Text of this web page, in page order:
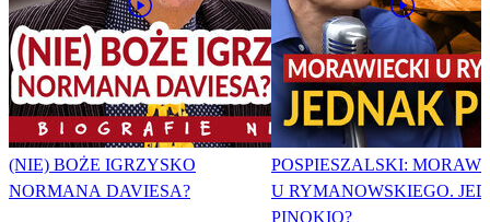
(NIE) BOŻE IGRZYSKO
NORMANA DAVIESA?
POSPIESZALSKI:
U RYMANOWSKIEGO.
PINOKIO?